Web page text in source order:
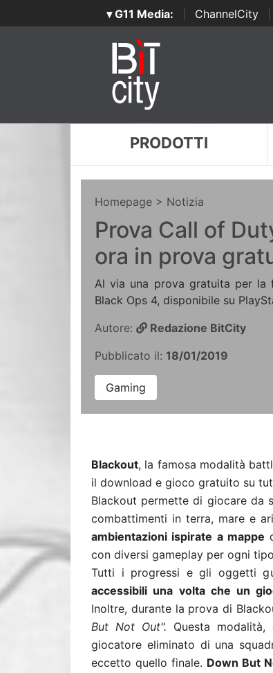
▾ G11 Media: ChannelCity
PRODOTTI
Homepage > Notizia
Prova Call of
ora in prova
Al via una prova gratuita per la
Black Ops 4, disponibile su
Autore:
Redazione BitCity
Pubblicato il: 18/01/2019
Gaming
Blackout, la famosa modalità
il download e gioco gratuito su
Blackout permette di giocare da
combattimenti in terra, mare e
ambientazioni ispirate a mappe
con diversi gameplay per ogni
Tutti i progressi e gli oggetti
accessibili una volta che un
Inoltre, durante la prova di
But Not Out". Questa
giocatore eliminato di una
eccetto quello finale. Down But